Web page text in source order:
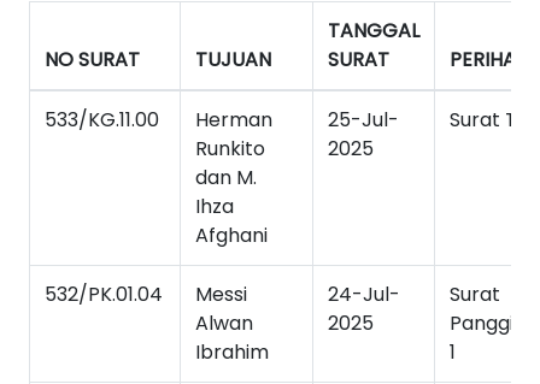
NO SURAT TUJUAN
TANGGAL
SURAT
PERIHAL
533/KG.11.00
Herman
Runkito
dan M.
Ihza
Afghani
25-Jul-
2025
Surat
532/PK.01.04
Messi
Alwan
Ibrahim
24-Jul-
2025
Surat
1